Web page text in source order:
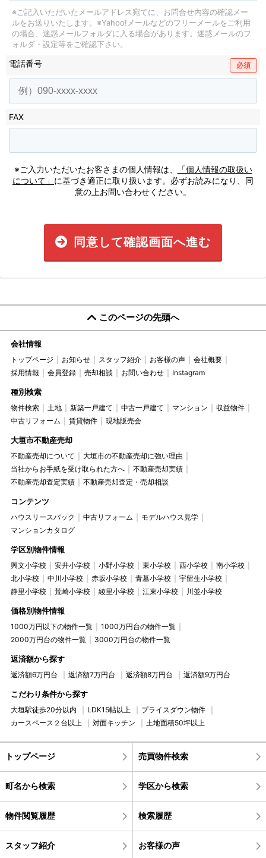
※ご記入いただいたメールアドレス宛てに、お問合せ内容の確認メー
ルをお送りいたします。 ※Yahoo!メールなどのフリーメールをご利用
の場合、迷惑メールフォルダに入る場合があります。 迷惑メールのフ
ォルダ・設定等をご確認下さい。
電話番号 必須
FAX
※ご入力いただいたお客さまの個人情報は、
「個人情報の取扱い
について」 に基づき適正に取り扱います。必ずお読みになり、同
意の上お問い合わせください。
同意して確認画面へ進む
このページの先頭へ
会社情報
トップページ お知らせ スタッフ紹介 お客様の声
会社概要
採用情報
会員登録 売却相談 お問い合わせ Instagram
種別検索
物件検索 土地 新築一戸建て 中古一戸建て マンション
収益物件
中古リフォーム
賃貸物件 現地販売会
大垣市不動産売却
不動産売却について
大垣市の不動産売却に強い理由
当社からお手紙を受け取られた方へ
不動産売却実績
不動産売却査定実績
不動産売却査定・売却相談
コンテンツ
ハウスリースバック 中古リフォーム
モデルハウス見学
マンションカタログ
学区別物件情報
興文小学校 安井小学校 小野小学校 東小学校 西小学校
南小学校
北小学校
中川小学校 赤坂小学校 青墓小学校
宇留生小学校
静里小学校
荒崎小学校 綾里小学校 江東小学校 川並小学校
価格別物件情報
1000万円以下の物件一覧
1000万円台の物件一覧
2000万円台の物件一覧
3000万円台の物件一覧
返済額から探す
返済額6万円台 返済額7万円台 返済額8万円台 返済額9万円台
こだわり条件から探す
大垣駅徒歩20分以内 LDK15帖以上
プライスダウン物件
カースペース２台以上
対面キッチン 土地面積50坪以上
トップページ 売買物件検索
町名から検索 学区から検索
物件閲覧履歴 検索履歴
スタッフ紹介 お客様の声